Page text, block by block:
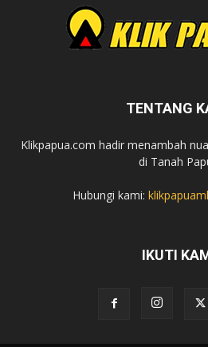
TENTANG
Klikpapua.com hadir menambah
di Tanah
Hubungi kami:
IKUTI